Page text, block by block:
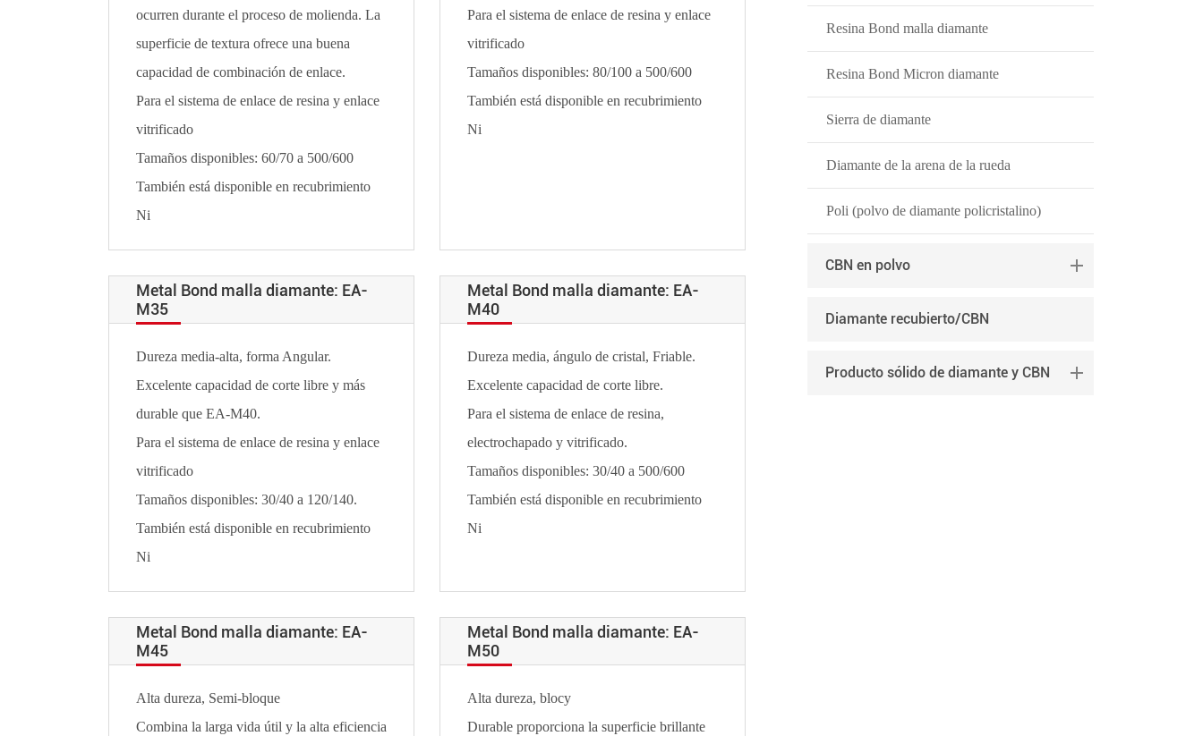
ocurren durante el proceso de molienda. La
superficie de textura ofrece una buena
capacidad de combinación de enlace.
Para el sistema de enlace de resina y enlace
vitrificado
Tamaños disponibles: 60/70 a 500/600
También está disponible en recubrimiento
Ni
Para el sistema de enlace de resina y enlace
vitrificado
Tamaños disponibles: 80/100 a 500/600
También está disponible en recubrimiento
Ni
Metal Bond malla diamante: EA-
M35
Dureza media-alta, forma Angular.
Excelente capacidad de corte libre y más
durable que EA-M40.
Para el sistema de enlace de resina y enlace
vitrificado
Tamaños disponibles: 30/40 a 120/140.
También está disponible en recubrimiento
Ni
Metal Bond malla diamante: EA-
M40
Dureza media, ángulo de cristal, Friable.
Excelente capacidad de corte libre.
Para el sistema de enlace de resina,
electrochapado y vitrificado.
Tamaños disponibles: 30/40 a 500/600
También está disponible en recubrimiento
Ni
Metal Bond malla diamante: EA-
M45
Alta dureza, Semi-bloque
Combina la larga vida útil y la alta eficiencia
Metal Bond malla diamante: EA-
M50
Alta dureza, blocy
Durable proporciona la superficie brillante
Resina Bond malla diamante
Resina Bond Micron diamante
Sierra de diamante
Diamante de la arena de la rueda
Poli (polvo de diamante policristalino)
CBN en polvo
Diamante recubierto/CBN
Producto sólido de diamante y CBN